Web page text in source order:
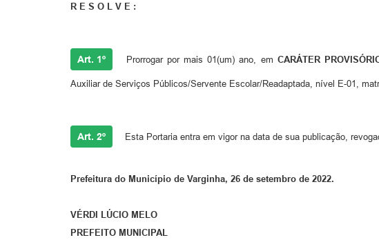
R E S O L V E :
Art. 1º Prorrogar por mais 01(um) ano, em CARÁTER
Auxiliar de Serviços Públicos/Servente Escolar/Readaptada, nível E-01,
Art. 2º Esta Portaria entra em vigor na data de sua publicação,
Prefeitura do Município de Varginha, 26 de setembro de 2022.
VÉRDI LÚCIO MELO
PREFEITO MUNICIPAL